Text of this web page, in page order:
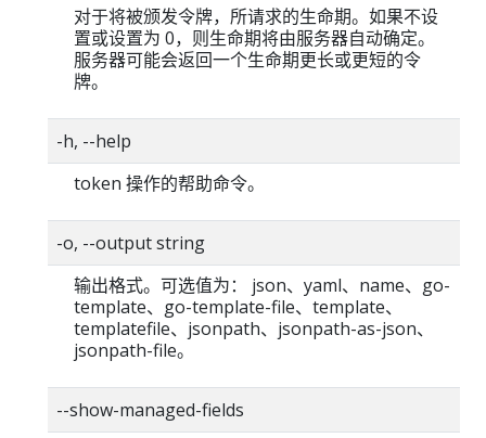
对于将被颁发令牌，所请求的生命期。如果不设
置或设置为 0，则生命期将由服务器自动确定。
服务器可能会返回一个生命期更长或更短的令
牌。
-h, --help
token 操作的帮助命令。
-o, --output string
输出格式。可选值为： json、yaml、name、go-
template、go-template-file、template、
templatefile、jsonpath、jsonpath-as-json、
jsonpath-file。
--show-managed-fields